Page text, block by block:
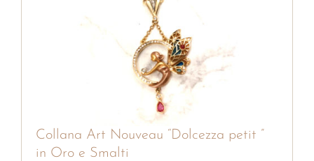
Collana Art Nouveau “Dolcezza petit ”
in Oro e Smalti